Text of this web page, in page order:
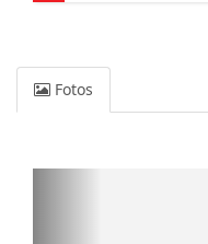
Fotos